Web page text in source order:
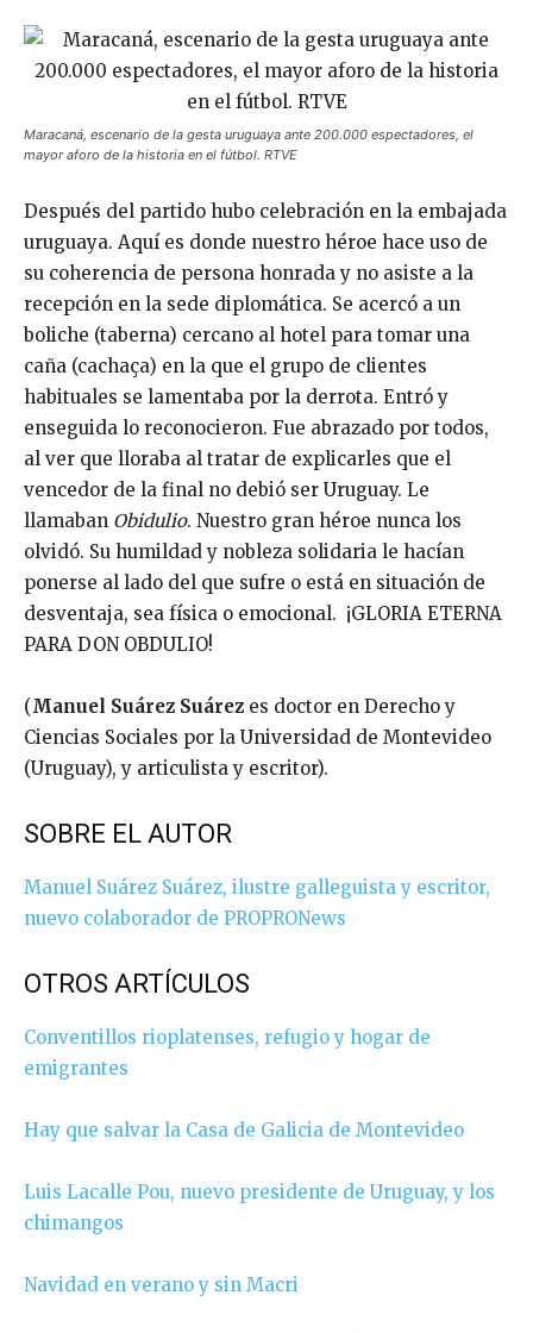
Maracaná, escenario de la gesta uruguaya ante 200.000 espectadores, el
mayor aforo de la historia en el fútbol. RTVE
Después del partido hubo celebración en la embajada
uruguaya. Aquí es donde nuestro héroe hace uso de
su coherencia de persona honrada y no asiste a la
recepción en la sede diplomática. Se acercó a un
boliche (taberna) cercano al hotel para tomar una
caña (cachaça) en la que el grupo de clientes
habituales se lamentaba por la derrota. Entró y
enseguida lo reconocieron. Fue abrazado por todos,
al ver que lloraba al tratar de explicarles que el
vencedor de la final no debió ser Uruguay. Le
llamaban Obidulio. Nuestro gran héroe nunca los
olvidó. Su humildad y nobleza solidaria le hacían
ponerse al lado del que sufre o está en situación de
desventaja, sea física o emocional. ¡GLORIA ETERNA
PARA DON OBDULIO!
(Manuel Suárez Suárez es doctor en Derecho y
Ciencias Sociales por la Universidad de Montevideo
(Uruguay), y articulista y escritor).
SOBRE EL AUTOR
Manuel Suárez Suárez, ilustre galleguista y escritor,
nuevo colaborador de PROPRONews
OTROS ARTÍCULOS
Conventillos rioplatenses, refugio y hogar de
emigrantes
Hay que salvar la Casa de Galicia de Montevideo
Luis Lacalle Pou, nuevo presidente de Uruguay, y los
chimangos
Navidad en verano y sin Macri